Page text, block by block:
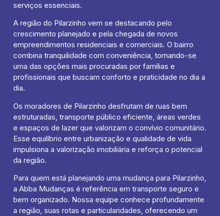
serviços essenciais.
A região do Pilarzinho vem se destacando pelo
crescimento planejado e pela chegada de novos
empreendimentos residenciais e comerciais. O bairro
combina tranquilidade com conveniência, tornando-se
uma das opções mais procuradas por famílias e
profissionais que buscam conforto e praticidade no dia a
dia.
Os moradores de Pilarzinho desfrutam de ruas bem
estruturadas, transporte público eficiente, áreas verdes
e espaços de lazer que valorizam o convívio comunitário.
Esse equilíbrio entre urbanização e qualidade de vida
impulsiona a valorização imobiliária e reforça o potencial
da região.
Para quem está planejando uma mudança para Pilarzinho,
a Abba Mudanças é referência em transporte seguro e
bem organizado. Nossa equipe conhece profundamente
a região, suas rotas e particularidades, oferecendo um